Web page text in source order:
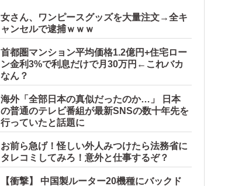
女さん、ワンピースグッズを大量注文→全キ
ャンセルで逮捕ｗｗｗ
首都圏マンション平均価格1.2億円+住宅ロー
ン金利3%で利息だけで月30万円←これバカ
なん？
海外「全部日本の真似だったのか…」 日本
の普通のテレビ番組が最新SNSの数十年先を
行っていたと話題に
お前ら急げ！怪しい外人みつけたら法務省に
タレコミしてみろ！意外と仕事するぞ？
【衝撃】 中国製ルーター20機種にバックド